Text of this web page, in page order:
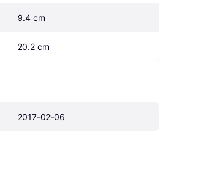
9.4 cm
20.2 cm
2017-02-06